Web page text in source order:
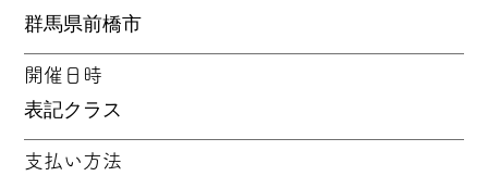
開催日時
支払い方法